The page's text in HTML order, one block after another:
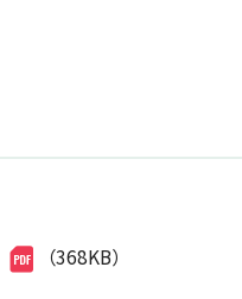
（368KB）